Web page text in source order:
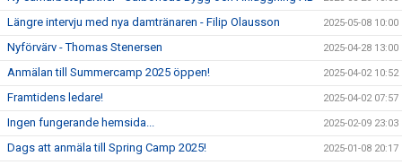
Längre intervju med nya damtränaren - Filip Olausson 2025-05-08 10:00
Nyförvärv - Thomas Stenersen 2025-04-28 13:00
Anmälan till Summercamp 2025 öppen! 2025-04-02 10:52
Framtidens ledare! 2025-04-02 07:57
Ingen fungerande hemsida... 2025-02-09 23:03
Dags att anmäla till Spring Camp 2025! 2025-01-08 20:17